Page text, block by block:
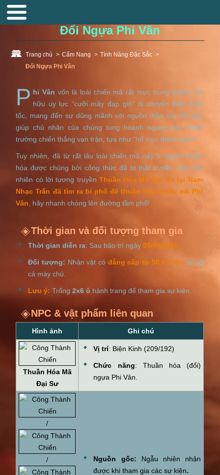
Đổi Ngựa Phi Vân
Trang chủ > Cẩm Nang > Tính Năng Đặc Sắc >
Đổi Ngựa Phi Vân
P hi Vân vốn là loài chiến mã rất mực trung thành, sở
hữu uy lực "cưỡi mây đạp gió" di chuyển thần thần
tốc, mang đến sự dũng mãnh với nguồn thần lực dồi dào
giúp chủ nhân của chúng tung hoành ngang dọc chiến
trường chiến thắng vạn trận, tựa như "hổ mọc thêm cánh"!
Tuy nhiên, đã từ rất lâu loài chiến mã này ít người thuần
hóa được chúng bởi công thức đã bị thất truyền. Nay đột
nhiên có lời tương truyền Thuần Hóa Mã Đại Sư tại Nam
Nhạc Trấn đã tìm ra bí phổ để thuần hóa chiến mã Phi
Vân, hãy nhanh chóng lên đường tầm phổ!
Thời gian và đối tượng tham gia
Thời gian diễn ra: Sau bảo trì ngày05/06/2015.
Đối tượng: Nhận vật có đẳng cấp từ 50 trở lên tại tất
cả máy chủ.
Lưu ý:Trống2x6 ôhành trang để tham gia sự kiện.
NPC & vật phẩm liên quan
Hình ảnh Ghi chú
Thuần Hóa Mã
Đại Sư
Vị trí: Biện Kinh (209/192)
Chức năng: Thuần hóa (đổi)
ngựa Phi Vân.
/
/ Nguồn gốc: Ngẫu nhiên nhận
được khi tham gia các sự kiện.